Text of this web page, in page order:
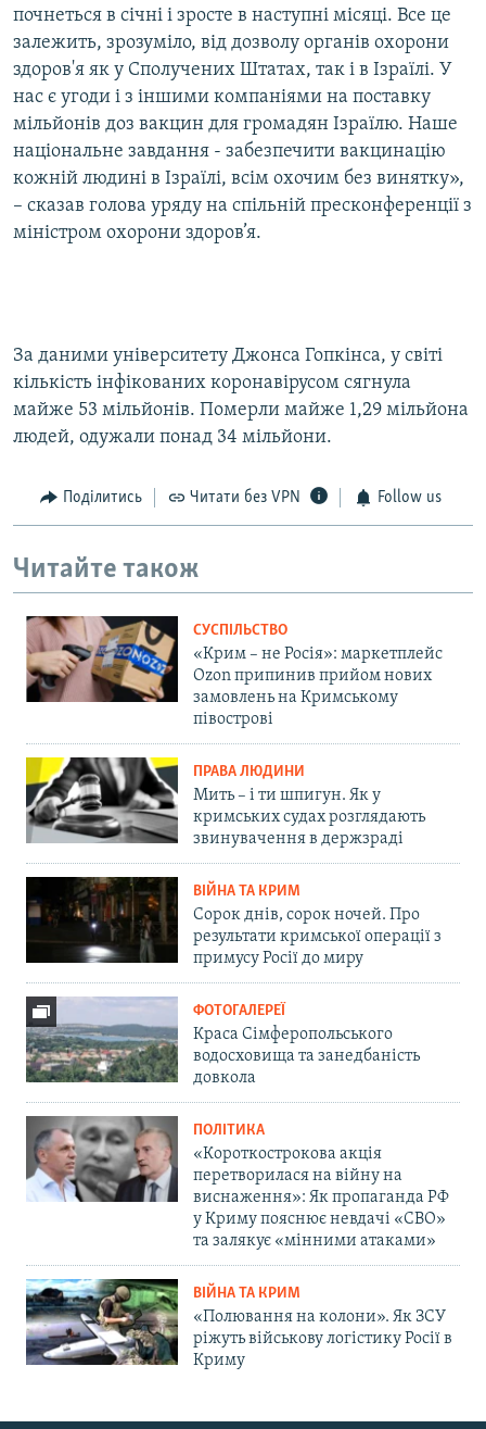
почнеться в січні і зросте в наступні місяці. Все це
залежить, зрозуміло, від дозволу органів охорони
здоров'я як у Сполучених Штатах, так і в Ізраїлі. У
нас є угоди і з іншими компаніями на поставку
мільйонів доз вакцин для громадян Ізраїлю. Наше
національне завдання - забезпечити вакцинацію
кожній людині в Ізраїлі, всім охочим без винятку»,
– сказав голова уряду на спільній пресконференції з
міністром охорони здоров’я.
За даними університету Джонса Гопкінса, у світі
кількість інфікованих коронавірусом сягнула
майже 53 мільйонів. Померли майже 1,29 мільйона
людей, одужали понад 34 мільйони.
Поділитись Читати без VPN Follow us
Читайте також
СУСПІЛЬСТВО
«Крим – не Росія»: маркетплейс
Ozon припинив прийом нових
замовлень на Кримському
півострові
ПРАВА ЛЮДИНИ
Мить – і ти шпигун. Як у
кримських судах розглядають
звинувачення в держзраді
ВІЙНА ТА КРИМ
Сорок днів, сорок ночей. Про
результати кримської операції з
примусу Росії до миру
ФОТОГАЛЕРЕЇ
Краса Сімферопольського
водосховища та занедбаність
довкола
ПОЛІТИКА
«Короткострокова акція
перетворилася на війну на
виснаження»: Як пропаганда РФ
у Криму пояснює невдачі «СВО»
та залякує «мінними атаками»
ВІЙНА ТА КРИМ
«Полювання на колони». Як ЗСУ
ріжуть військову логістику Росії в
Криму